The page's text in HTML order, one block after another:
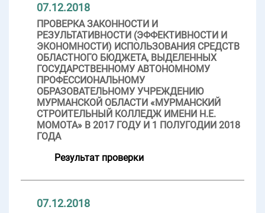
07.12.2018
ПРОВЕРКА ЗАКОННОСТИ И
РЕЗУЛЬТАТИВНОСТИ (ЭФФЕКТИВНОСТИ И
ЭКОНОМНОСТИ) ИСПОЛЬЗОВАНИЯ СРЕДСТВ
ОБЛАСТНОГО БЮДЖЕТА, ВЫДЕЛЕННЫХ
ГОСУДАРСТВЕННОМУ АВТОНОМНОМУ
ПРОФЕССИОНАЛЬНОМУ
ОБРАЗОВАТЕЛЬНОМУ УЧРЕЖДЕНИЮ
МУРМАНСКОЙ ОБЛАСТИ «МУРМАНСКИЙ
СТРОИТЕЛЬНЫЙ КОЛЛЕДЖ ИМЕНИ Н.Е.
МОМОТА» В 2017 ГОДУ И 1 ПОЛУГОДИИ 2018
ГОДА
Результат проверки
07.12.2018